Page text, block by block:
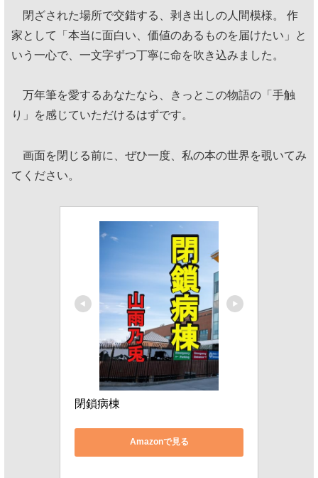
閉ざされた場所で交錯する、剥き出しの人間模様。 作
家として「本当に面白い、価値のあるものを届けたい」と
いう一心で、一文字ずつ丁寧に命を吹き込みました。
万年筆を愛するあなたなら、きっとこの物語の「手触
り」を感じていただけるはずです。
画面を閉じる前に、ぜひ一度、私の本の世界を覗いてみ
てください。
閉鎖病棟
Amazonで見る